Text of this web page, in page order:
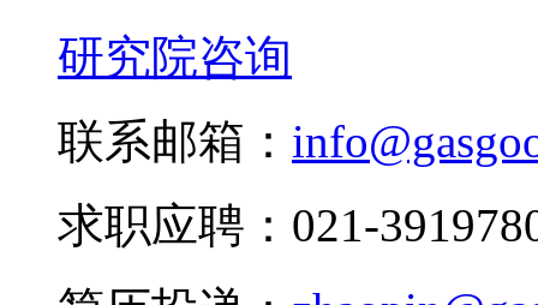
研究院咨询
联系邮箱：
求职应聘：021-